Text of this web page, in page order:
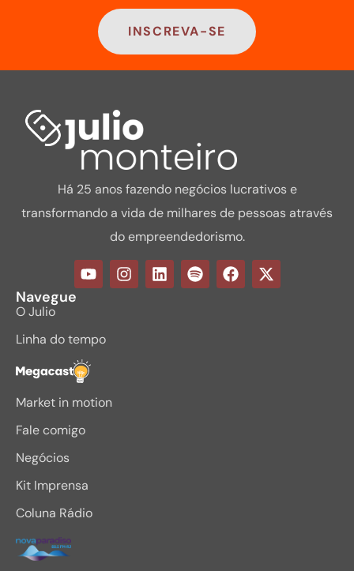
INSCREVA-SE
Há 25 anos fazendo negócios lucrativos e
transformando a vida de milhares de pessoas através
do empreendedorismo.
Navegue
O Julio
Linha do tempo
Megacast
Market in motion
Fale comigo
Negócios
Kit Imprensa
Coluna Rádio